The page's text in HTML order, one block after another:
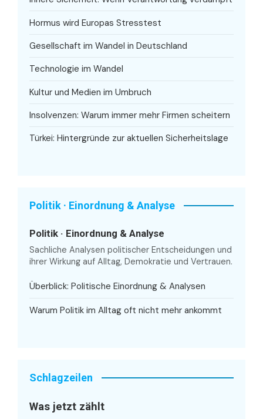
Hormus wird Europas Stresstest
Gesellschaft im Wandel in Deutschland
Technologie im Wandel
Kultur und Medien im Umbruch
Insolvenzen: Warum immer mehr Firmen scheitern
Türkei: Hintergründe zur aktuellen Sicherheitslage
Politik · Einordnung & Analyse
Politik · Einordnung & Analyse
Sachliche Analysen politischer Entscheidungen und
ihrer Wirkung auf Alltag, Demokratie und Vertrauen.
Überblick: Politische Einordnung & Analysen
Warum Politik im Alltag oft nicht mehr ankommt
Schlagzeilen
Was jetzt zählt